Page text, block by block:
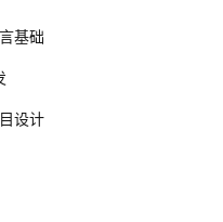
现参数的传递
基础
设计